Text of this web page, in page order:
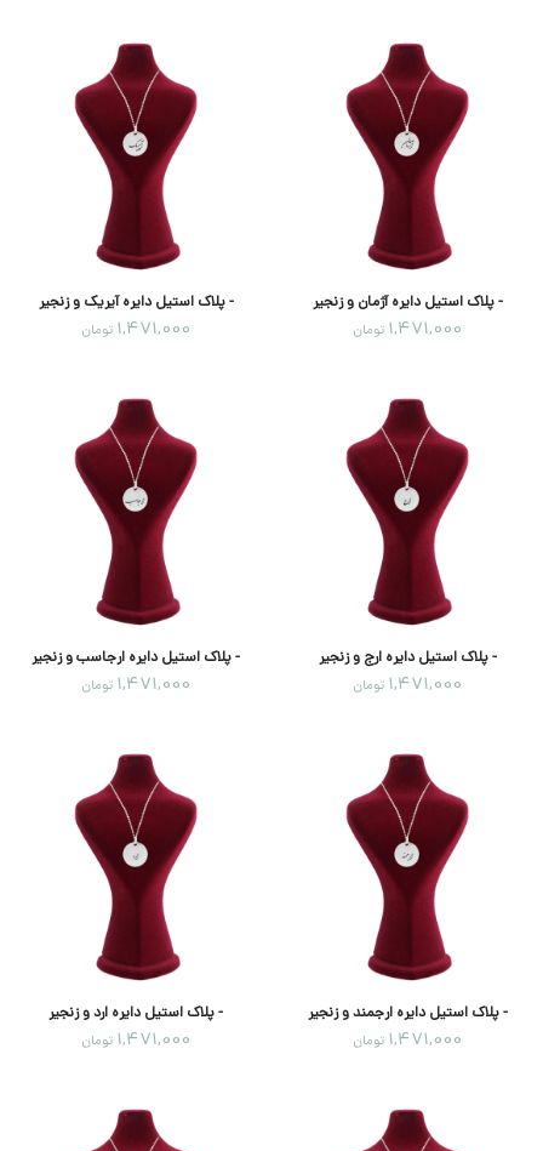
- پلاک استیل دایره آژمان و زنجیر
1,471,000 تومان
- پلاک استیل دایره آیریک و زنجیر
1,471,000 تومان
- پلاک استیل دایره ارج و زنجیر
1,471,000 تومان
- پلاک استیل دایره ارجاسب و زنجیر
1,471,000 تومان
- پلاک استیل دایره ارجمند و زنجیر
1,471,000 تومان
- پلاک استیل دایره ارد و زنجیر
1,471,000 تومان